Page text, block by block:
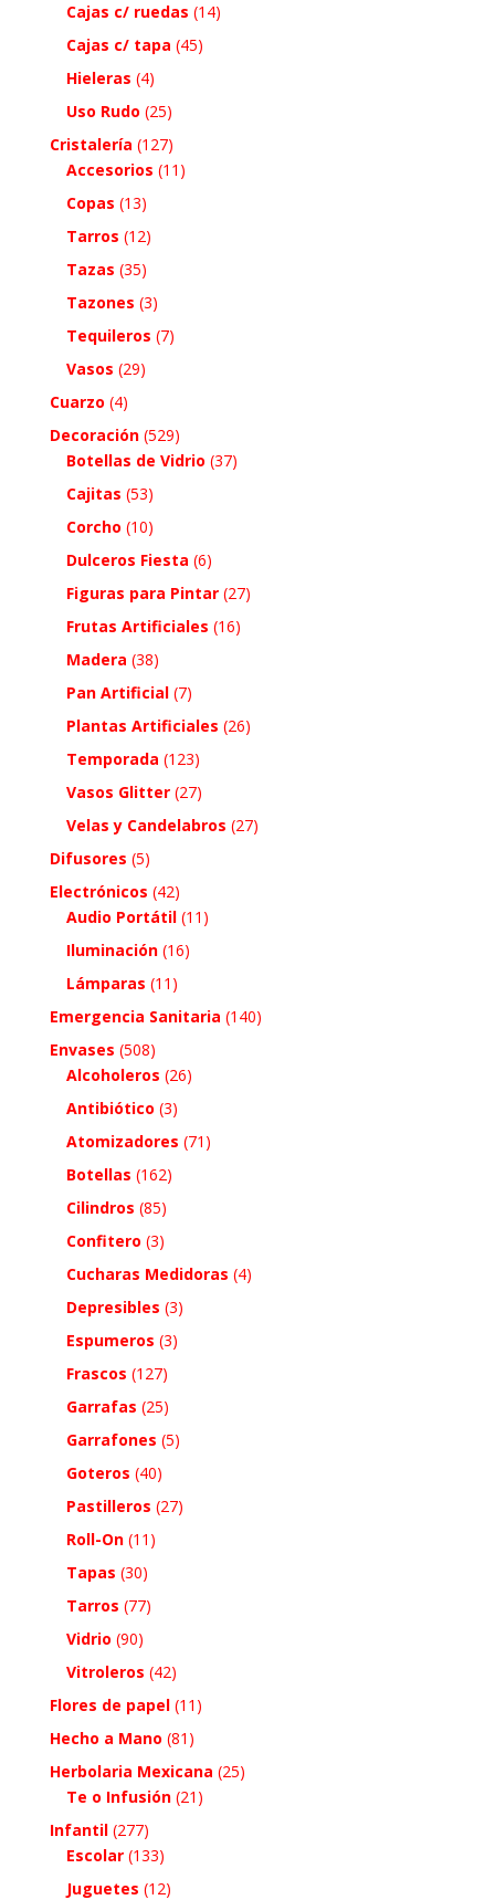
Cajas c/ ruedas (14)
Cajas c/ tapa (45)
Hieleras (4)
Uso Rudo (25)
Cristalería (127)
Accesorios (11)
Copas (13)
Tarros (12)
Tazas (35)
Tazones (3)
Tequileros (7)
Vasos (29)
Cuarzo (4)
Decoración (529)
Botellas de Vidrio (37)
Cajitas (53)
Corcho (10)
Dulceros Fiesta (6)
Figuras para Pintar (27)
Frutas Artificiales (16)
Madera (38)
Pan Artificial (7)
Plantas Artificiales (26)
Temporada (123)
Vasos Glitter (27)
Velas y Candelabros (27)
Difusores (5)
Electrónicos (42)
Audio Portátil (11)
Iluminación (16)
Lámparas (11)
Emergencia Sanitaria (140)
Envases (508)
Alcoholeros (26)
Antibiótico (3)
Atomizadores (71)
Botellas (162)
Cilindros (85)
Confitero (3)
Cucharas Medidoras (4)
Depresibles (3)
Espumeros (3)
Frascos (127)
Garrafas (25)
Garrafones (5)
Goteros (40)
Pastilleros (27)
Roll-On (11)
Tapas (30)
Tarros (77)
Vidrio (90)
Vitroleros (42)
Flores de papel (11)
Hecho a Mano (81)
Herbolaria Mexicana (25)
Te o Infusión (21)
Infantil (277)
Escolar (133)
Juguetes (12)